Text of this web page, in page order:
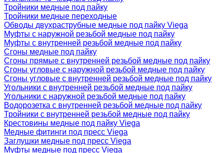
Тройники медные под пайку
Тройники медные переходные
Обводы двухраструбные медные под пайку Viega
Муфты с наружной резьбой медные под пайку
Муфты с внутренней резьбой медные под пайку
Сгоны медные под пайку
Сгоны прямые с внутренней резьбой медные под пайку
Сгоны угловые с наружной резьбой медные под пайку
Сгоны угловые с внутренней резьбой медные под пайку
Угольники с внутренней резьбой медные под пайку
Угольники с наружной резьбой медные под пайку
Водорозетка с внутренней резьбой медные под пайку
Тройники с внутренней резьбой медные под пайку
Крестовины медные под пайку Viega
Медные фитинги под пресс Viega
Заглушки медные под пресс Viega
Муфты медные под пресс Viega